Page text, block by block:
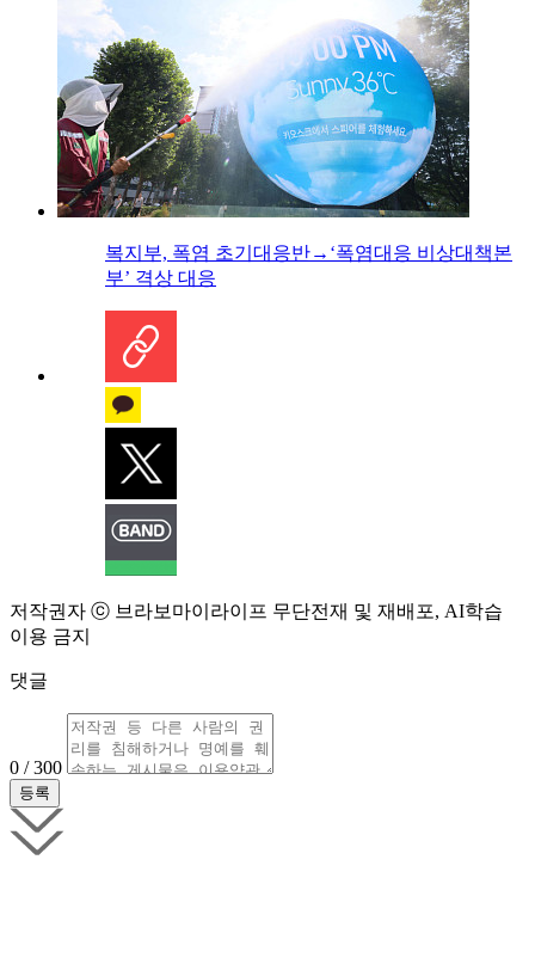
복지부, 폭염 초기대응반→‘폭염대응 비상대책본
부’ 격상 대응
저작권자 ⓒ 브라보마이라이프 무단전재 및 재배포, AI학습
이용 금지
댓글
0 / 300